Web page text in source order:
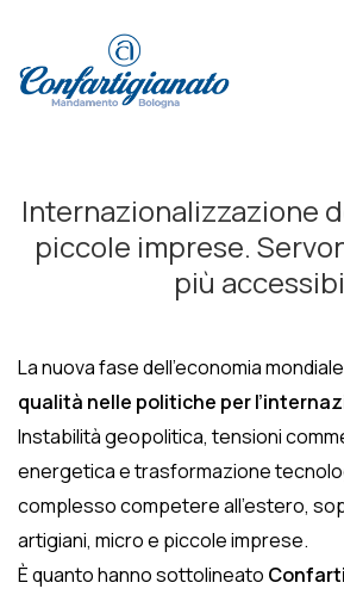
Principale
Internazionalizzazione
piccole imprese.
più
La nuova fase dell’economia
qualità nelle politiche per
Instabilità geopolitica, tensioni
energetica e trasformazione
complesso competere all’estero,
artigiani, micro e piccole imprese.
È quanto hanno sottolineato